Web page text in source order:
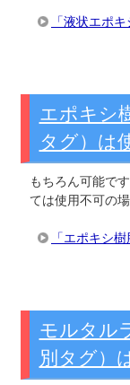
「液状エポ
エポキシ
タグ）は
もちろん可能で
ては使用不可の
「エポキシ
モルタル
別タグ）